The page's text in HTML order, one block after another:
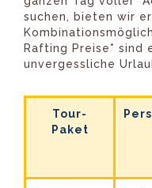
suchen, bieten wir
Rafting Preise* sind
unvergessliche
Tour-
Paket